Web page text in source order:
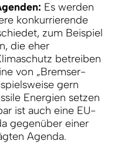
Es werden
konkurrierende
zum Beispiel
die eher
betreiben
von „Bremser-
gern
Energien setzen
ist auch eine EU-
gegenüber einer
Agenda.